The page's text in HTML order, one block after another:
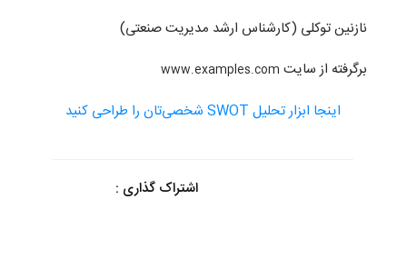
نازنین توکلی (کارشناس ارشد مدیریت صنعتی)
برگرفته از سایت www.examples.com
اینجا ابزار تحلیل SWOT شخصی‌تان را طراحی کنید
اشتراک گذاری :